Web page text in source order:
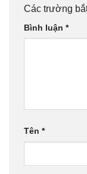
Các trường
Bình luận *
Tên *